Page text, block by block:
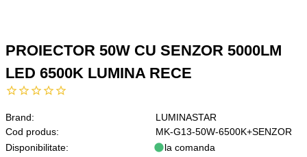
PROIECTOR 50W CU SENZOR 5000LM
LED 6500K LUMINA RECE
Brand:
LUMINASTAR
Cod produs:
MK-G13-50W-6500K+SENZOR
Disponibilitate:
la comanda